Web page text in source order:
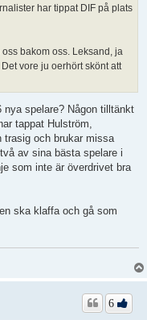
har tippat DIF på plats
bakom oss. Leksand, ja
vore ju oerhört skönt att
spelare? Någon tilltänkt
tappat Hulström,
trasig och brukar missa
av sina bästa spelare i
som inte är överdrivet bra
ska klaffa och gå som
6